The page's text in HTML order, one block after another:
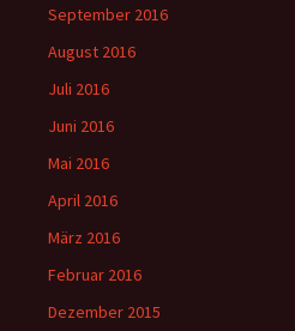
September 2016
August 2016
Juli 2016
Juni 2016
Mai 2016
April 2016
März 2016
Februar 2016
Dezember 2015